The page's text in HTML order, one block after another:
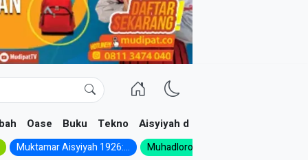
Oase Buku Tekno Aisyiyah dan NA
Muktamar Aisyiyah 1926:... Muhadloroh Akbar 2026:...